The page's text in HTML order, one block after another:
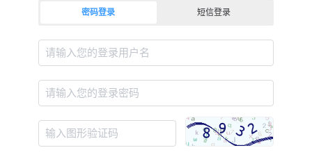
密码登录 短信登录
请输入您的登录用户名
请输入您的登录密码
输入图形验证码